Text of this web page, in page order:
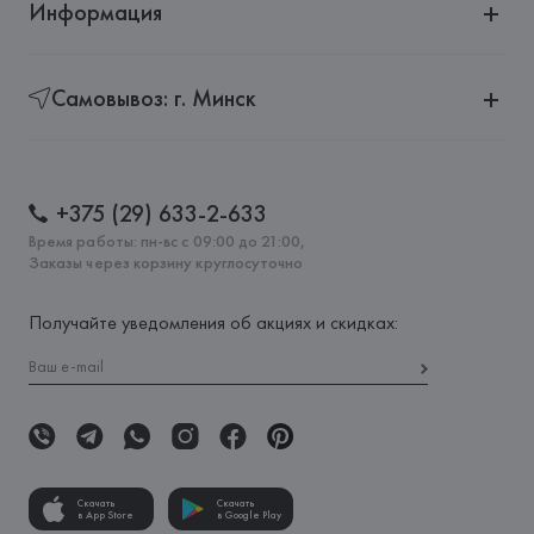
Информация
Самовывоз: г. Минск
+375 (29) 633-2-633
Время работы: пн-вс с 09:00 до 21:00,
Заказы через корзину круглосуточно
Получайте уведомления об акциях и скидках:
Скачать
в App Store
Скачать
в Google Play